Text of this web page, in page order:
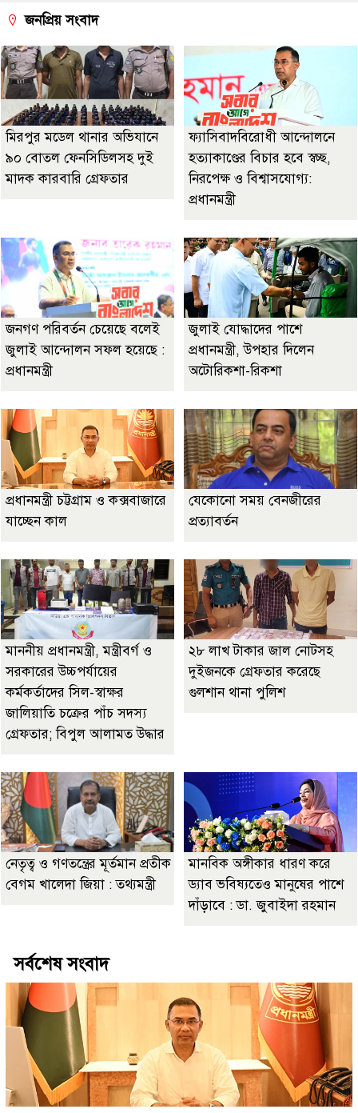
জনপ্রিয় সংবাদ
মিরপুর মডেল থানার অভিযানে
৯০ বোতল ফেনসিডিলসহ দুই
মাদক কারবারি গ্রেফতার
ফ্যাসিবাদবিরোধী আন্দোলনে
হত্যাকাণ্ডের বিচার হবে স্বচ্ছ,
নিরপেক্ষ ও বিশ্বাসযোগ্য:
প্রধানমন্ত্রী
জনগণ পরিবর্তন চেয়েছে বলেই
জুলাই আন্দোলন সফল হয়েছে :
প্রধানমন্ত্রী
জুলাই যোদ্ধাদের পাশে
প্রধানমন্ত্রী, উপহার দিলেন
অটোরিকশা-রিকশা
প্রধানমন্ত্রী চট্টগ্রাম ও কক্সবাজারে
যাচ্ছেন কাল
যেকোনো সময় বেনজীরের
প্রত্যাবর্তন
মাননীয় প্রধানমন্ত্রী, মন্ত্রীবর্গ ও
সরকারের উচ্চপর্যায়ের
কর্মকর্তাদের সিল-স্বাক্ষর
জালিয়াতি চক্রের পাঁচ সদস্য
গ্রেফতার; বিপুল আলামত উদ্ধার
২৮ লাখ টাকার জাল নোটসহ
দুইজনকে গ্রেফতার করেছে
গুলশান থানা পুলিশ
নেতৃত্ব ও গণতন্ত্রের মূর্তমান প্রতীক
বেগম খালেদা জিয়া : তথ্যমন্ত্রী
মানবিক অঙ্গীকার ধারণ করে
ড্যাব ভবিষ্যতেও মানুষের পাশে
দাঁড়াবে : ডা. জুবাইদা রহমান
সর্বশেষ সংবাদ